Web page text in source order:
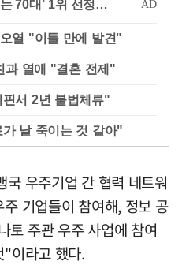
열 "이틀 만에 발견"
과 열애 "결혼 전제"
서 2년 불법체류"
날 죽이는 것 같아"
우주기업 간 협력 네트워
기업들이 참여해, 정보 공
토 주관 우주 사업에 참여
"이라고 했다.